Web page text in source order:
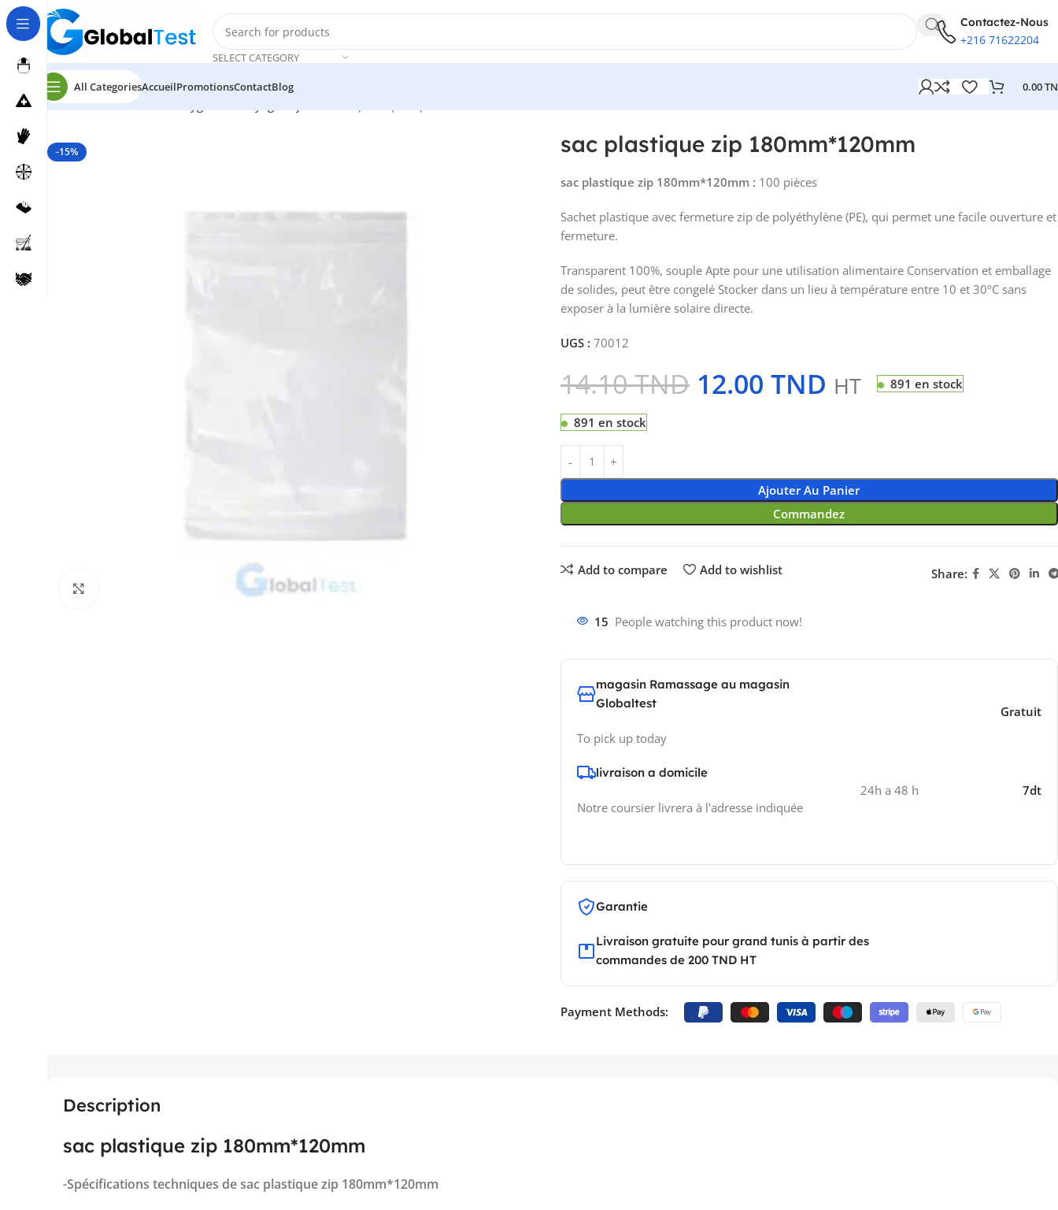
SELECT CATEGORY
Contactez-Nous
+216 71622204
All CategoriesAccueilPromotionsContactBlog 0.00
Accueil Désinfection et Hygiène
-15% sac plastique zip 180mm*120mm
sac plastique zip 180mm*120mm : 100 pièces
Sachet plastique avec fermeture zip de polyéthylène (PE), qui permet une facile ouverture et
fermeture.
Transparent 100%, souple Apte pour une utilisation alimentaire Conservation et emballage
de solides, peut être congelé Stocker dans un lieu à température entre 10 et 30ºC sans
exposer à la lumière solaire directe.
UGS : 70012
14.10TND 12.00 TND HT 891 en stock
891 en stock
Ajouter Au Panier
Commandez
Add to compare Add to wishlist Share:
15 People watching this product now!
magasin Ramassage au magasin
Globaltest
To pick up today
Gratuit
livraison a domicile
Notre coursier livrera à l'adresse indiquée
24h a 48 h 7dt
Garantie
Livraison gratuite pour grand tunis à partir des
commandes de 200 TND HT
Payment Methods:
Description
sac plastique zip 180mm*120mm
-Spécifications techniques de sac plastique zip 180mm*120mm